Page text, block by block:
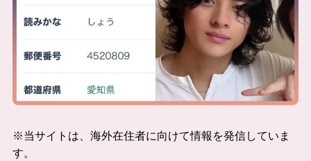
※当サイトは、海外在住者に向けて情報を発信していま
す。